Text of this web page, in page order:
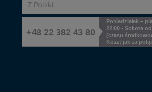
Z Polski
+48 22 382 43 80
Poniedziałek –
22:00 - Sobota
(czasu
Koszt jak za